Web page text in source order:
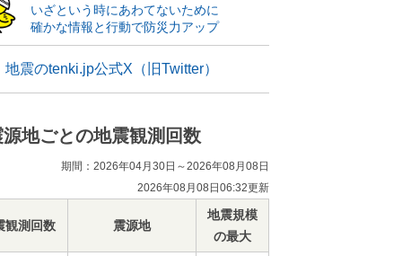
いざという時にあわてないために
確かな情報と行動で防災力アップ
地震のtenki.jp公式X（旧Twitter）
源地ごとの地震観測回数
期間：2026年04月30日～2026年08月08日
2026年08月08日06:32更新
観測回数 震源地
地震規模
の最大